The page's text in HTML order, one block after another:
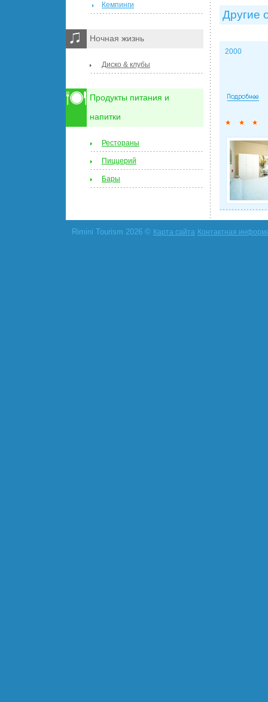
Другие
2000
Кемпинги
Ночная жизнь
Диско & клубы
Продукты питания и
напитки
Рестораны
Пиццерий
Бары
Rimini Tourism 2026 © Карта сайта Контактная